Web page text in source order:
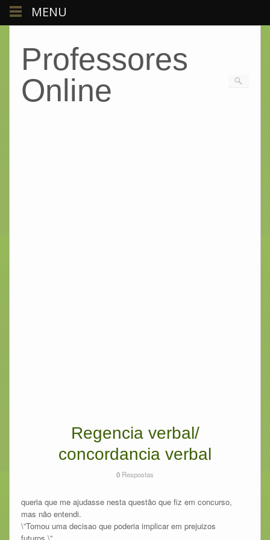
Professores
Online
Regencia verbal/
concordancia verbal
0 Respostas
queria que me ajudasse nesta questão que fiz em concurso,
mas não entendi.
\”Tomou uma decisao que poderia implicar em prejuizos
MENU